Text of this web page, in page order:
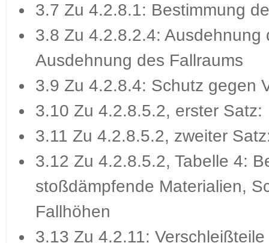
3.7 Zu 4.2.8.1: Bestimmung
3.8 Zu 4.2.8.2.4:
Ausdehnung des Fallraums
3.9 Zu 4.2.8.4: Schutz gegen
3.10 Zu 4.2.8.5.2, erster Satz:
3.11 Zu 4.2.8.5.2, zweiter
3.12 Zu 4.2.8.5.2, Tabelle 4:
stoßdämpfende Materialien,
Fallhöhen
3.13 Zu 4.2.11: Verschleißteile